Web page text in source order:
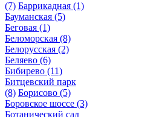
(7) Баррикадная (1)
Бауманская (5)
Беговая (1)
Беломорская (8)
Белорусская (2)
Беляево (6)
Бибирево (11)
Битцевский парк
(8) Борисово (5)
Боровское шоссе (3)
Ботанический сад